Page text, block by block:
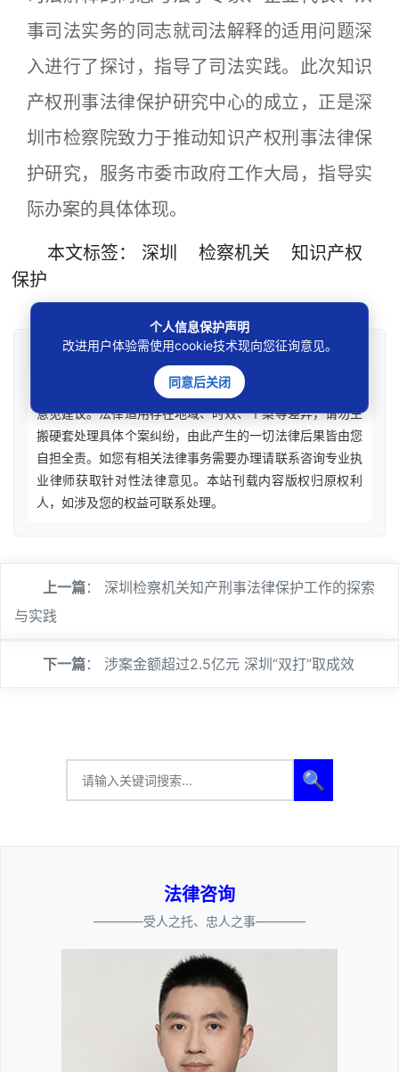
事司法实务的同志就司法解释的适用问题深
入进行了探讨，指导了司法实践。此次知识
产权刑事法律保护研究中心的成立，正是深
圳市检察院致力于推动知识产权刑事法律保
护研究，服务市委市政府工作大局，指导实
际办案的具体体现。
本文标签： 深圳 检察机关
知识产权
保护
免责声明
本站所刊资讯仅为学术观点交流，不构成任何形式法律
意见建议。法律适用存在地域、时效、个案等差异，请勿生
搬硬套处理具体个案纠纷，由此产生的一切法律后果皆由您
自担全责。如您有相关法律事务需要办理请联系咨询专业执
业律师获取针对性法律意见。本站刊载内容版权归原权利
人，如涉及您的权益可联系处理。
上一篇： 深圳检察机关知产刑事法律保护工作的探索
与实践
下一篇： 涉案金额超过2.5亿元 深圳“双打”取成效
🔍
法律咨询
————受人之托、忠人之事————
个人信息保护声明
改进用户体验需使用cookie技术现向您征询意见。
同意后关闭